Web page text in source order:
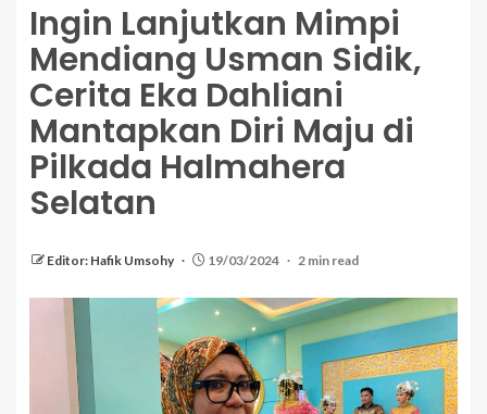
Ingin Lanjutkan Mimpi
Mendiang Usman Sidik,
Cerita Eka Dahliani
Mantapkan Diri Maju di
Pilkada Halmahera
Selatan
Editor: Hafik Umsohy 19/03/2024 2 min read